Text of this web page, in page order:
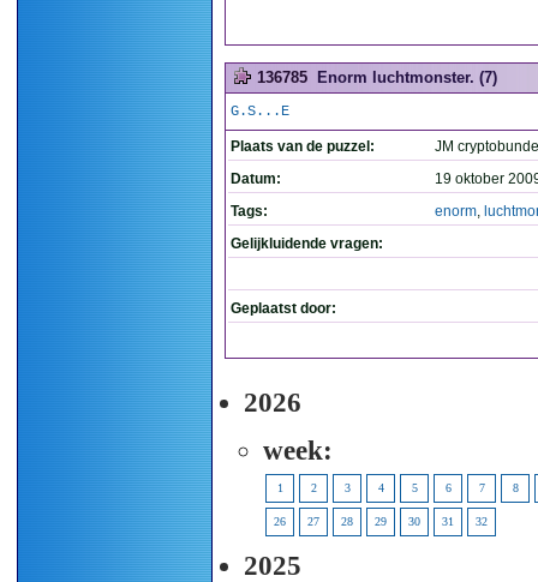
136785 Enorm luchtmonster. (7)
G.S...E
Plaats van de puzzel:
JM
Datum:
19 oktober
Tags:
enorm,
Gelijkluidende vragen:
Geplaatst door:
2026
week:
1 2 3 4 5 6 7 8
26 27 28 29 30 31 32
2025